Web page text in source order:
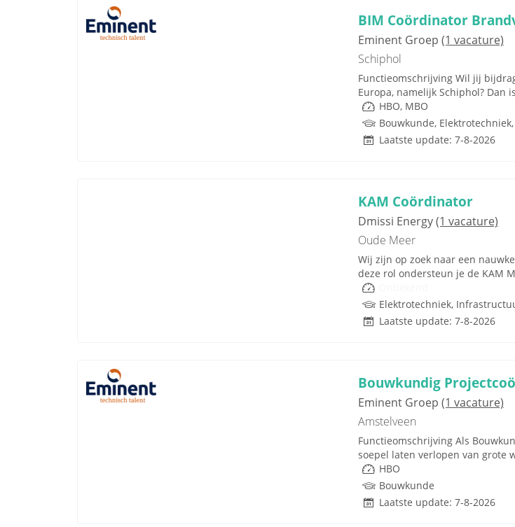
BIM Coördinator
Eminent Groep (1 vacature)
Schiphol
Functieomschrijving Wil jij
Europa, namelijk Schiphol? Dan
HBO, MBO
Laatste update: 7-8-2026
KAM Coördinator
Dmissi Energy(1 vacature)
Oude Meer
Wij zijn op zoek naar een
deze rol ondersteun je de KAM
Laatste update: 7-8-2026
Bouwkundig
Eminent Groep (1 vacature)
Amstelveen
Functieomschrijving Als
soepel laten verlopen van grote
HBO
Bouwkunde
Laatste update: 7-8-2026